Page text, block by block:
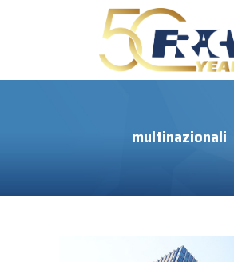
multinazionali